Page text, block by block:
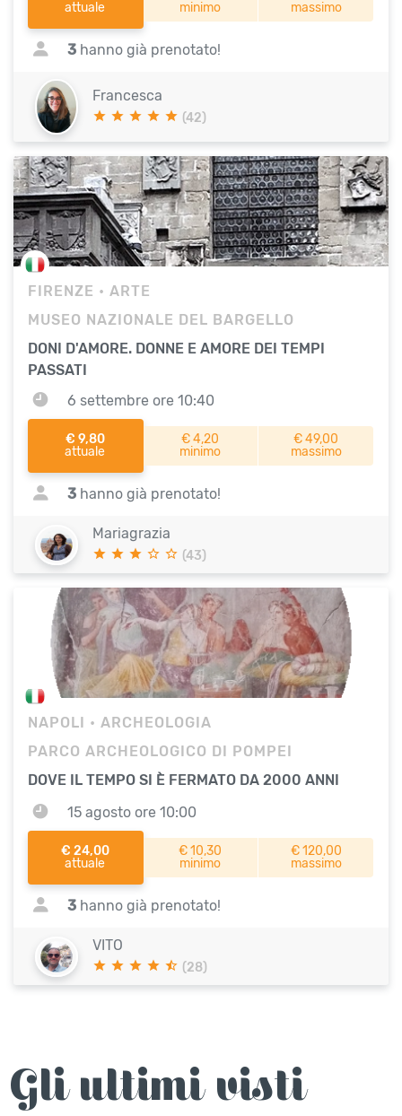
attuale
minimo
massimo
3 hanno già prenotato!
Francesca
(42)
FIRENZE • ARTE
MUSEO NAZIONALE DEL BARGELLO
DONI D'AMORE. DONNE E AMORE DEI TEMPI
PASSATI
6 settembre ore 10:40
€ 9,80
attuale
€ 4,20
minimo
€ 49,00
massimo
3 hanno già prenotato!
Mariagrazia
(43)
NAPOLI
• ARCHEOLOGIA
PARCO ARCHEOLOGICO DI POMPEI
DOVE IL TEMPO SI È FERMATO DA 2000 ANNI
15 agosto ore 10:00
€ 24,00
attuale
€ 10,30
minimo
€ 120,00
massimo
3 hanno già prenotato!
VITO
(28)
Gli ultimi visti